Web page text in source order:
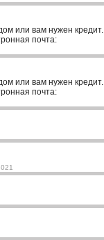
или вам нужен кредит.
почта:
или вам нужен кредит.
почта: